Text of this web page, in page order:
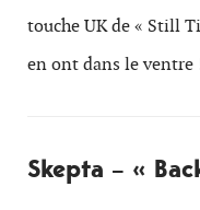
touche UK de « Still
en ont dans le ventre
Skepta – «